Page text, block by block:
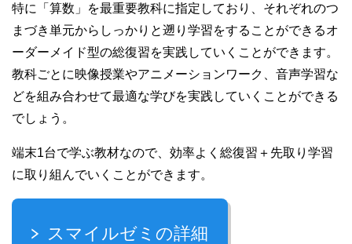
特に「算数」を最重要教科に指定しており、それぞれのつ
まづき単元からしっかりと遡り学習をすることができるオ
ーダーメイド型の総復習を実践していくことができます。
教科ごとに映像授業やアニメーションワーク、音声学習な
どを組み合わせて最適な学びを実践していくことができる
でしょう。
端末1台で学ぶ教材なので、効率よく総復習＋先取り学習
に取り組んでいくことができます。
スマイルゼミの詳細